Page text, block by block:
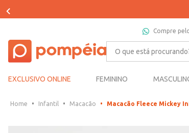
Compre
O que está
EXCLUSIVO ONLINE FEMININO
Infantil Macacão Macacão Fleece Mickey